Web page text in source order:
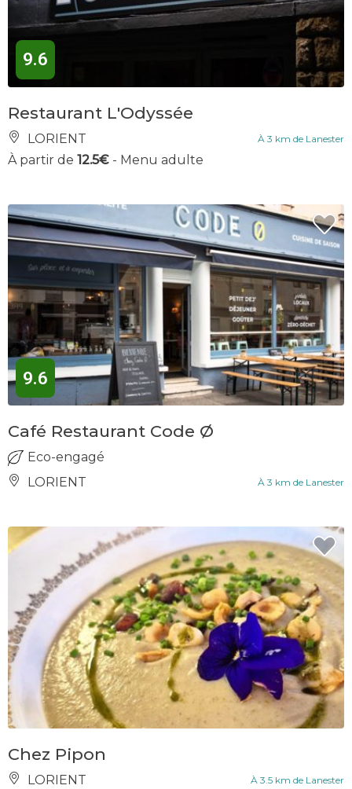
9.6
Restaurant L'Odyssée
LORIENT À 3 km de Lanester
À partir de 12.5€ - Menu adulte
9.6
Café Restaurant Code Ø
Eco-engagé
LORIENT
À 3 km de Lanester
Chez Pipon
LORIENT À 3.5 km de Lanester